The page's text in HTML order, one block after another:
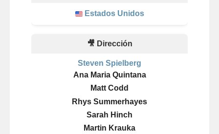
Estados Unidos
🎥 Dirección
Steven Spielberg
Ana Maria Quintana
Matt Codd
Rhys Summerhayes
Sarah Hinch
Martin Krauka